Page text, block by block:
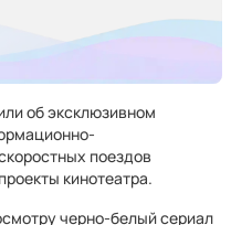
об эксклюзивном
поездов
кинотеатра.
черно-белый сериал